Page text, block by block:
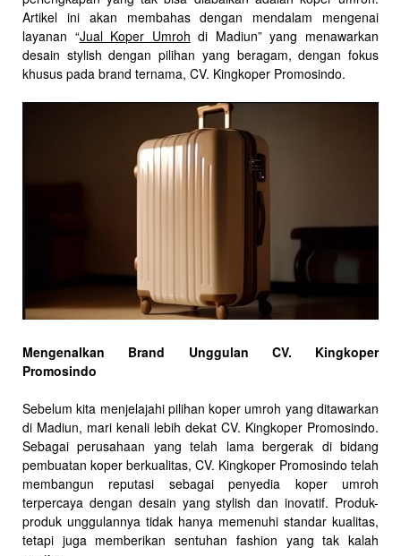
Artikel ini akan membahas dengan mendalam mengenai
layanan “Jual Koper Umroh di Madiun” yang menawarkan
desain stylish dengan pilihan yang beragam, dengan fokus
khusus pada brand ternama, CV. Kingkoper Promosindo.
Mengenalkan Brand Unggulan CV. Kingkoper
Promosindo
Sebelum kita menjelajahi pilihan koper umroh yang ditawarkan
di Madiun, mari kenali lebih dekat CV. Kingkoper Promosindo.
Sebagai perusahaan yang telah lama bergerak di bidang
pembuatan koper berkualitas, CV. Kingkoper Promosindo telah
membangun reputasi sebagai penyedia koper umroh
terpercaya dengan desain yang stylish dan inovatif. Produk-
produk unggulannya tidak hanya memenuhi standar kualitas,
tetapi juga memberikan sentuhan fashion yang tak kalah